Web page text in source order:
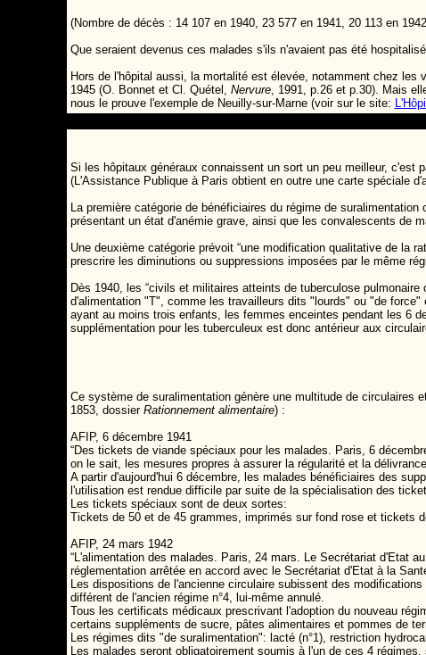
(Nombre de décès : 14 107 en 1940, 23 577 en 1941, 20 113 en
Que seraient devenus ces malades s'ils n'avaient pas été
Hors de l'hôpital aussi, la mortalité est élevée, notamment chez les
1945 (O. Bonnet et Cl. Quétel, Nervure, 1991, p.26 et p.30). Mais
nous le prouve l'exemple de Neuilly-sur-Marne (voir sur le site:
Si les hôpitaux généraux connaissent un sort un peu meilleur, c'est
(L'Assistance Publique à Paris obtient en outre une carte spéciale
La première catégorie de bénéficiaires du régime de
présentant un état d'anémie grave, ainsi que les convalescents de
Une deuxième catégorie prévoit “une modification qualitative de la
prescrire les diminutions ou suppressions imposées par le même
Dès 1940, les “civils et militaires atteints de tuberculose
d'alimentation "T", comme les travailleurs dits "lourds" ou "de
ayant au moins trois enfants, les femmes enceintes pendant les 6
supplémentation pour les tuberculeux est donc antérieur aux
Ce système de suralimentation génère une multitude de circulaires
1853, dossier Rationnement alimentaire) :
AFIP, 6 décembre 1941
“Des tickets de viande spéciaux pour les malades. Paris, 6
on le sait, les mesures propres à assurer la régularité et la
A partir d'aujourd'hui 6 décembre, les malades bénéficiaires des
l'utilisation est rendue difficile par suite de la spécialisation des
Les tickets spéciaux sont de deux sortes:
Tickets de 50 et de 45 grammes, imprimés sur fond rose et tickets
AFIP, 24 mars 1942
“L'alimentation des malades. Paris, 24 mars. Le Secrétariat d'Etat
réglementation arrêtée en accord avec le Secrétariat d'Etat à la
Les dispositions de l'ancienne circulaire subissent des
différent de l'ancien régime n°4, lui-même annulé.
Tous les certificats médicaux prescrivant l'adoption du nouveau
certains suppléments de sucre, pâtes alimentaires et pommes de
Les régimes dits "de suralimentation": lacté (n°1), restriction
Les malades seront obligatoirement soumis à l'un de ces 4